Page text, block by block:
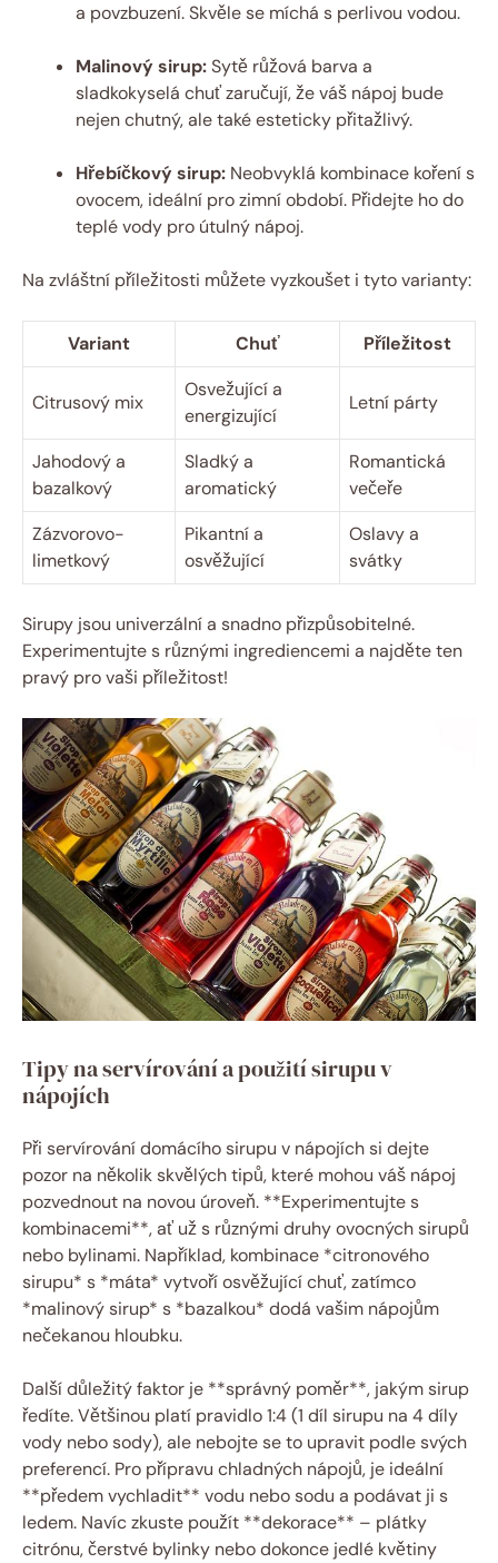
a povzbuzení. Skvěle se míchá s perlivou vodou.
Malinový sirup:Sytě růžová barva a
sladkokyselá chuť zaručují, že váš nápoj bude
nejen chutný, ale také esteticky přitažlivý.
Hřebíčkový sirup: Neobvyklá kombinace koření s
ovocem, ideální pro zimní období. Přidejte ho do
teplé vody pro útulný nápoj.
Na zvláštní příležitosti můžete vyzkoušet i tyto varianty:
Variant Chuť Příležitost
Citrusový mix
Osvežující a
energizující
Letní párty
Jahodový a
bazalkový
Sladký a
aromatický
Romantická
večeře
Zázvorovo-
limetkový
Pikantní a
osvěžující
Oslavy a
svátky
Sirupy jsou univerzální a snadno přizpůsobitelné.
Experimentujte s různými ingrediencemi a najděte ten
pravý pro vaši příležitost!
Tipy na servírování a použití sirupu v
nápojích
Při servírování domácího sirupu v nápojích si dejte
pozor na několik skvělých tipů, které mohou váš nápoj
pozvednout na novou úroveň. **Experimentujte s
kombinacemi**, ať už s různými druhy ovocných sirupů
nebo bylinami. Například, kombinace *citronového
sirupu* s *máta* vytvoří osvěžující chuť, zatímco
*malinový sirup* s *bazalkou* dodá vašim nápojům
nečekanou hloubku.
Další důležitý faktor je **správný poměr**, jakým sirup
ředíte. Většinou platí pravidlo 1:4 (1 díl sirupu na 4 díly
vody nebo sody), ale nebojte se to upravit podle svých
preferencí. Pro přípravu chladných nápojů, je ideální
**předem vychladit** vodu nebo sodu a podávat ji s
ledem. Navíc zkuste použít **dekorace** – plátky
citrónu, čerstvé bylinky nebo dokonce jedlé květiny